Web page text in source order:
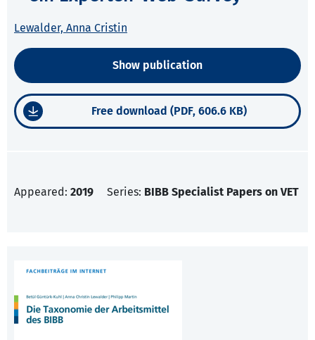
Lewalder, Anna Cristin
Show publication
Free download (PDF, 606.6 KB)
Appeared: 2019 Series: BIBB Specialist Papers on VET